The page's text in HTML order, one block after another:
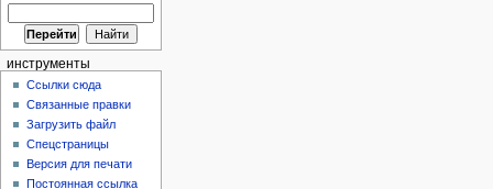
инструменты
Ссылки сюда
Связанные правки
Загрузить файл
Спецстраницы
Версия для печати
Постоянная ссылка